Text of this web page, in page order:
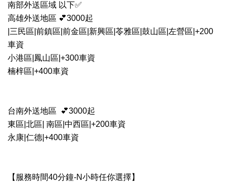
南部外送區域 以下✅
高雄外送地區 💕3000起
|三民區|前鎮區|前金區|新興區|苓雅區|鼓山區|左營區|+200
車資
小港區|鳳山區|+300車資
楠梓區|+400車資
台南外送地區 💕3000起
東區|北區| 南區|中西區|+200車資
永康|仁德|+400車資
【服務時間40分鐘-N小時任你選擇】